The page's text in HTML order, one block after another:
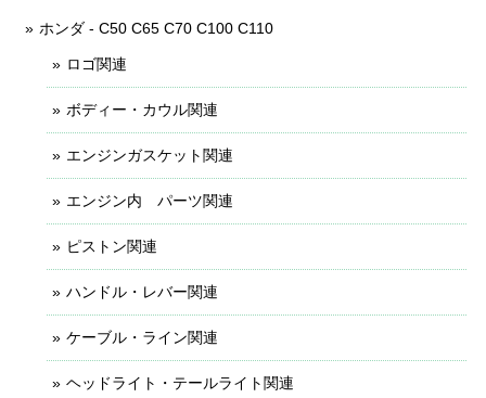
ホンダ - C50 C65 C70 C100 C110
ロゴ関連
ボディー・カウル関連
エンジンガスケット関連
エンジン内 パーツ関連
ピストン関連
ハンドル・レバー関連
ケーブル・ライン関連
ヘッドライト・テールライト関連